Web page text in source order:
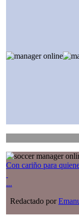
Con cariño para
...
Redactado por